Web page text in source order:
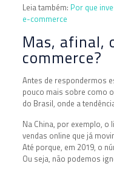
Leia também: Por que
e-commerce
Mas, afinal,
commerce?
Antes de respondermos
pouco mais sobre como
do Brasil, onde a
Na China, por exemplo, o
vendas online que já
Até porque, em 2019, o
Ou seja, não podemos